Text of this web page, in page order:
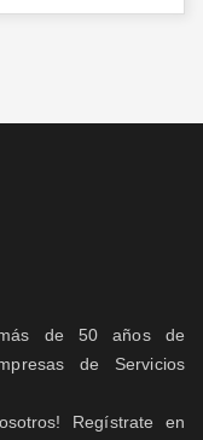
de 50 años de
de Servicios
Regístrate en